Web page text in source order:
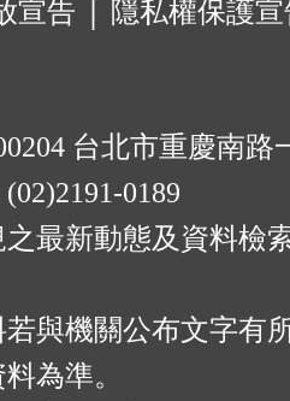
宣告
隱私權保護
台北市重慶南路
0189
最新動態及資料檢
與機關公布文字有
為準。